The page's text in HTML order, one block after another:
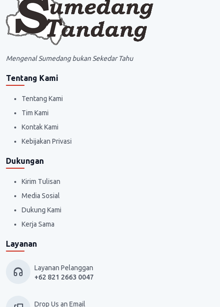
Mengenal Sumedang bukan Sekedar Tahu
Tentang Kami
Tentang Kami
Tim Kami
Kontak Kami
Kebijakan Privasi
Dukungan
Kirim Tulisan
Media Sosial
Dukung Kami
Kerja Sama
Layanan
Layanan Pelanggan
+62 821 2663 0047
Drop Us an Email